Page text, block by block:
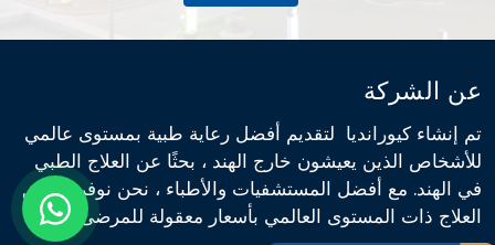
عن الشركة
تم إنشاء كيورانديا لتقديم أفضل رعاية طبية بمستوى عالمي
للأشخاص الذين يعيشون خارج الهند ، بحثًا عن العلاج الطبي
في الهند. مع أفضل المستشفيات والأطباء ، نحن نوفر مرافق
العلاج ذات المستوى العالمي بأسعار معقولة للمرضى.